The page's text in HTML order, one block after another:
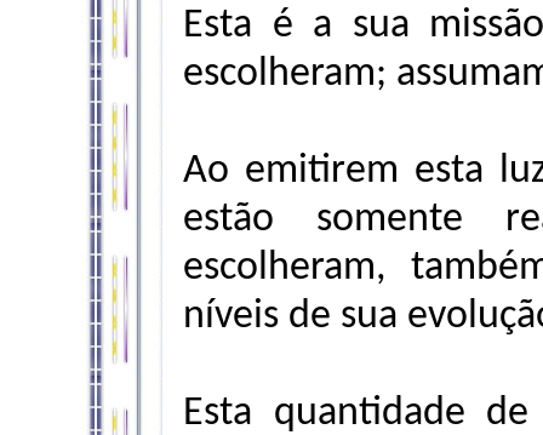
Esta é a sua
escolheram;
Ao emitirem esta
estão somente
escolheram,
níveis de sua
Esta quantidade